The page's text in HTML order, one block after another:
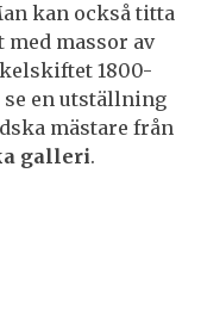
kan också titta
massor av
1800-
en utställning
mästare från
galleri.